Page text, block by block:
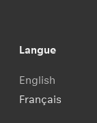
Langue
English
Français